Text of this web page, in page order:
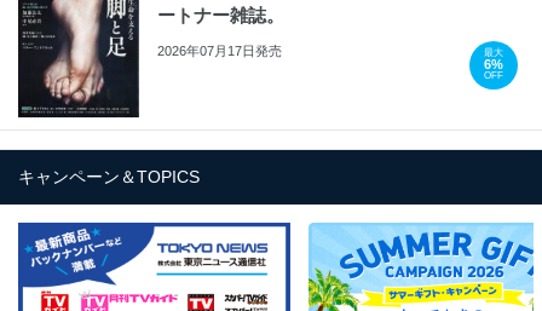
ートナー雑誌。
2026年07月17日発売 最大
6%
OFF
キャンペーン＆TOPICS